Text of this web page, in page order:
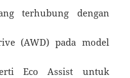
terhubung dengan
(AWD) pada model
Eco Assist untuk